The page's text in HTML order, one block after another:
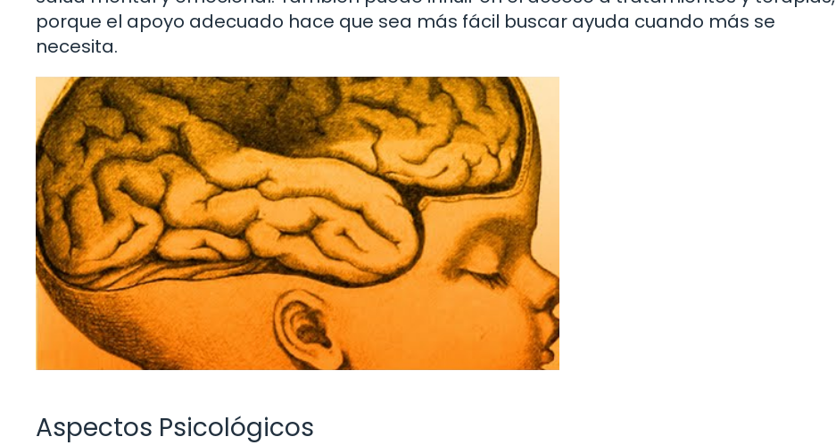
porque el apoyo adecuado hace que sea más fácil buscar ayuda cuando más se
necesita.
Aspectos Psicológicos